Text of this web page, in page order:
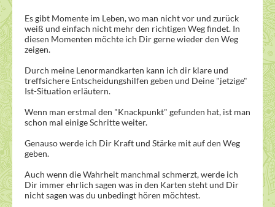
Es gibt Momente im Leben, wo man nicht vor und zurück
weiß und einfach nicht mehr den richtigen Weg findet. In
diesen Momenten möchte ich Dir gerne wieder den Weg
zeigen.
Durch meine Lenormandkarten kann ich dir klare und
treffsichere Entscheidungshilfen geben und Deine "jetzige"
Ist-Situation erläutern.
Wenn man erstmal den "Knackpunkt" gefunden hat, ist man
schon mal einige Schritte weiter.
Genauso werde ich Dir Kraft und Stärke mit auf den Weg
geben.
Auch wenn die Wahrheit manchmal schmerzt, werde ich
Dir immer ehrlich sagen was in den Karten steht und Dir
nicht sagen was du unbedingt hören möchtest.